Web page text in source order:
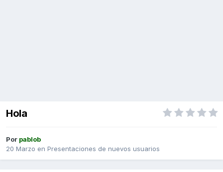
Hola
Por pablob
20 Marzo en Presentaciones de nuevos usuarios